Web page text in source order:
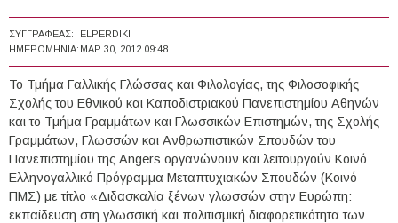
ΣΥΓΓΡΑΦΈΑΣ:
ELPERDIKI
ΗΜΕΡΟΜΗΝΊΑ: ΜΑΡ 30, 2012 09:48
Το Τμήμα Γαλλικής Γλώσσας και Φιλολογίας, της Φιλοσοφικής
Σχολής του Εθνικού και Καποδιστριακού Πανεπιστημίου Αθηνών
και το Τμήμα Γραμμάτων και Γλωσσικών Επιστημών, της Σχολής
Γραμμάτων, Γλωσσών και Ανθρωπιστικών Σπουδών του
Πανεπιστημίου της Angers οργανώνουν και λειτουργούν Κοινό
Ελληνογαλλικό Πρόγραμμα Μεταπτυχιακών Σπουδών (Κοινό
ΠΜΣ) με τίτλο «Διδασκαλία ξένων γλωσσών στην Ευρώπη:
εκπαίδευση στη γλωσσική και πολιτισμική διαφορετικότητα των